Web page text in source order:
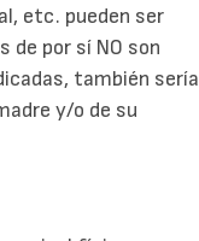
etc. pueden ser
de por sí NO son
también sería
y/o de su